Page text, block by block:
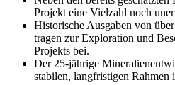
Projekt eine Vielzahl noch
Historische Ausgaben von
tragen zur Exploration und
Projekts bei.
Der 25-jährige
stabilen, langfristigen Rahmen